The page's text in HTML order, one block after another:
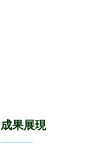
成果展現